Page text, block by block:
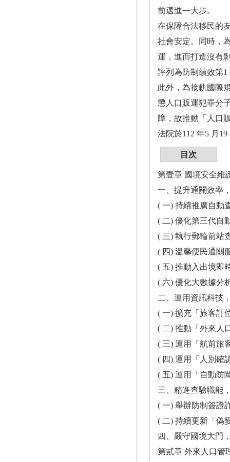
前邁進㇐大步。
在保障合法移民的
社會安定。同時，
運，進而打造沒有
評列為防制績效第1
此外，為接軌國際
懲人口販運犯罪分
障，故推動「人口
法院於112 年5 月
目次
第壹章 國境安全維
一、提升通關效率
( 一) 持續推廣自動
( 二) 優化第三代自
( 三) 執行郵輪前站
( 四) 溫馨便民通關
( 五) 推動入出境即
( 六) 優化大數據分
二、運用資訊科技
( 一) 擴充「旅客訂
( 二) 推動「外來人
( 三) 運用「航前旅
( 四) 運用「人別確
( 五) 運用「自動防
三、精進查驗職能
( 一) 舉辦防制簽證
( 二) 持續更新「偽
四、嚴守國境大門
第貳章 外來人口管